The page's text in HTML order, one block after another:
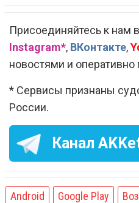
Присоединяйтесь к нам в
Instagram*, ВКонтакте,
новостями и
* Сервисы признаны
России.
Канал
Android Google Play